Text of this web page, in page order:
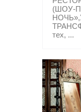
(ШОУ-
тех, ...